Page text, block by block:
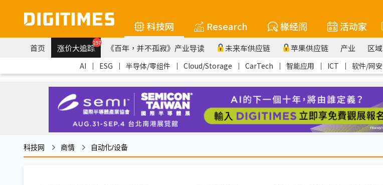
科技网 Research 椽经阁 活动家
首页 涨价大追踪257 《百年，并不孤寂》产业导读 未来车供应链 苹果供应链 产业 区域
AI ｜ ESG ｜ 半导体/零组件 ｜ Cloud/Storage ｜ CarTech ｜ 智能应用 ｜ ICT ｜ 软件/网安
科技网 商情 自动化/设备